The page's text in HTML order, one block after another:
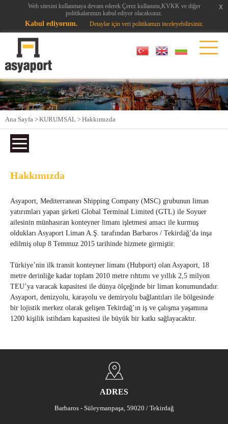
Web sitesini kullanmaya devam ederek Çerez kullanımı,KVKK ve diğer
politikalarımızı kabul ediyor olacaksınız.
Kabul ediyorum. Detaylar için veri politikamızı inceleyebilirsiniz.
x
Ana Sayfa >KURUMSAL >Hakkımızda
Hakkımızda
Asyaport, Mediterranean Shipping Company (MSC) grubunun liman
yatırımları yapan şirketi Global Terminal Limited (GTL) ile Soyuer
ailesinin münhasıran konteyner limanı işletmesi amacı ile kurmuş
oldukları Asyaport Liman A.Ş. tarafından Barbaros / Tekirdağ’da inşa
edilmiş olup 8 Temmuz 2015 tarihinde hizmete girmiştir.
Türkiye’nin ilk transit konteyner limanı (Hubport) olan Asyaport, 18
metre derinliğe kadar toplam 2010 metre rıhtımı ve yıllık 2,5 milyon
TEU’ya varacak kapasitesi ile dünya ölçeğinde bir liman konumundadır.
Asyaport, denizyolu, karayolu ve demiryolu bağlantıları ile bölgesinde
bir lojistik merkez olarak gelişen Tekirdağ’ın iş ve çalışma yaşamına
1200 kişilik istihdam kapasitesi ile büyük bir katkı sağlayacaktır.
ADRES
Barbaros - Süleymanpaşa, 59020 / Tekirdağ
x